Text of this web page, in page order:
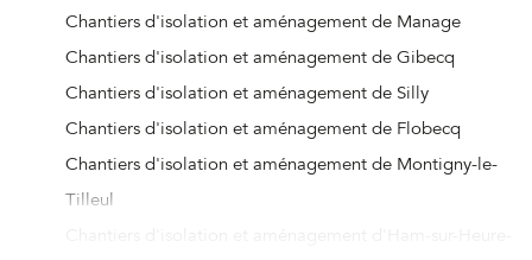
Chantiers d'isolation et aménagement de Manage
Chantiers d'isolation et aménagement de Gibecq
Chantiers d'isolation et aménagement de Silly
Chantiers d'isolation et aménagement de Flobecq
Chantiers d'isolation et aménagement de Montigny-le-
Tilleul